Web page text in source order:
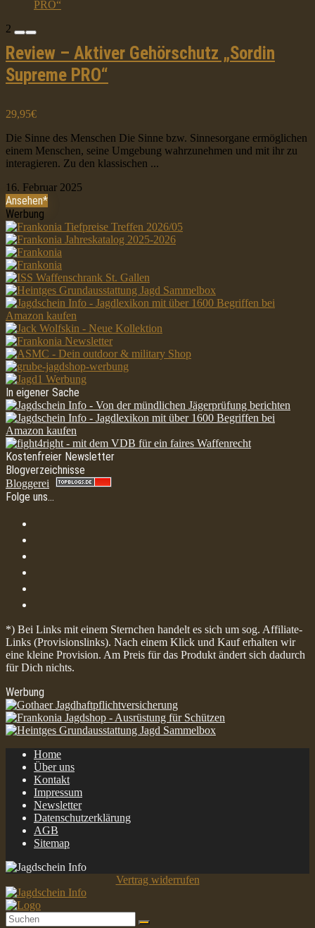
2
Review – Aktiver Gehörschutz „Sordin
Supreme PRO“
29,95€
Die Sinne des Menschen Die Sinne bzw. Sinnesorgane ermöglichen
einem Menschen, seine Umgebung wahrzunehmen und mit ihr zu
interagieren. Zu den klassischen ...
16. Februar 2025
Ansehen*
Werbung
In eigener Sache
Kostenfreier Newsletter
Blogverzeichnisse
Bloggerei
Folge uns…
*) Bei Links mit einem Sternchen handelt es sich um sog. Affiliate-
Links (Provisionslinks). Nach einem Klick und Kauf erhalten wir
eine kleine Provision. Am Preis für das Produkt ändert sich dadurch
für Dich nichts.
Werbung
Home
Über uns
Kontakt
Impressum
Newsletter
Datenschutzerklärung
AGB
Sitemap
Vertrag widerrufen